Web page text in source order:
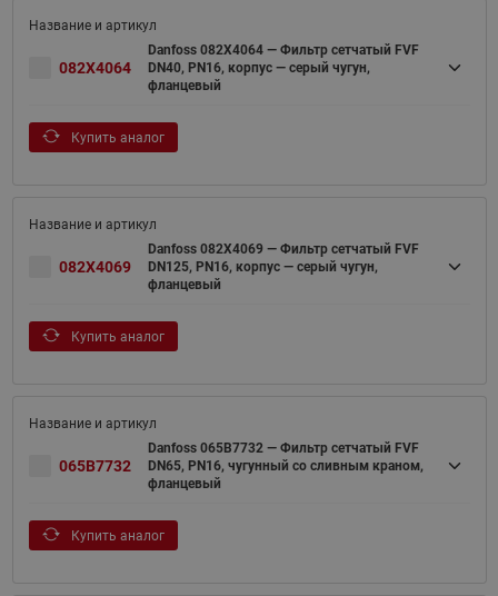
082X4064
Danfoss 082X4064 — Фильтр сетчатый FVF
DN40, PN16, корпус — серый чугун,
фланцевый
Купить аналог
082X4069
Danfoss 082X4069 — Фильтр сетчатый FVF
DN125, PN16, корпус — серый чугун,
фланцевый
Купить аналог
065B7732
Danfoss 065B7732 — Фильтр сетчатый FVF
DN65, PN16, чугунный со сливным краном,
фланцевый
Купить аналог